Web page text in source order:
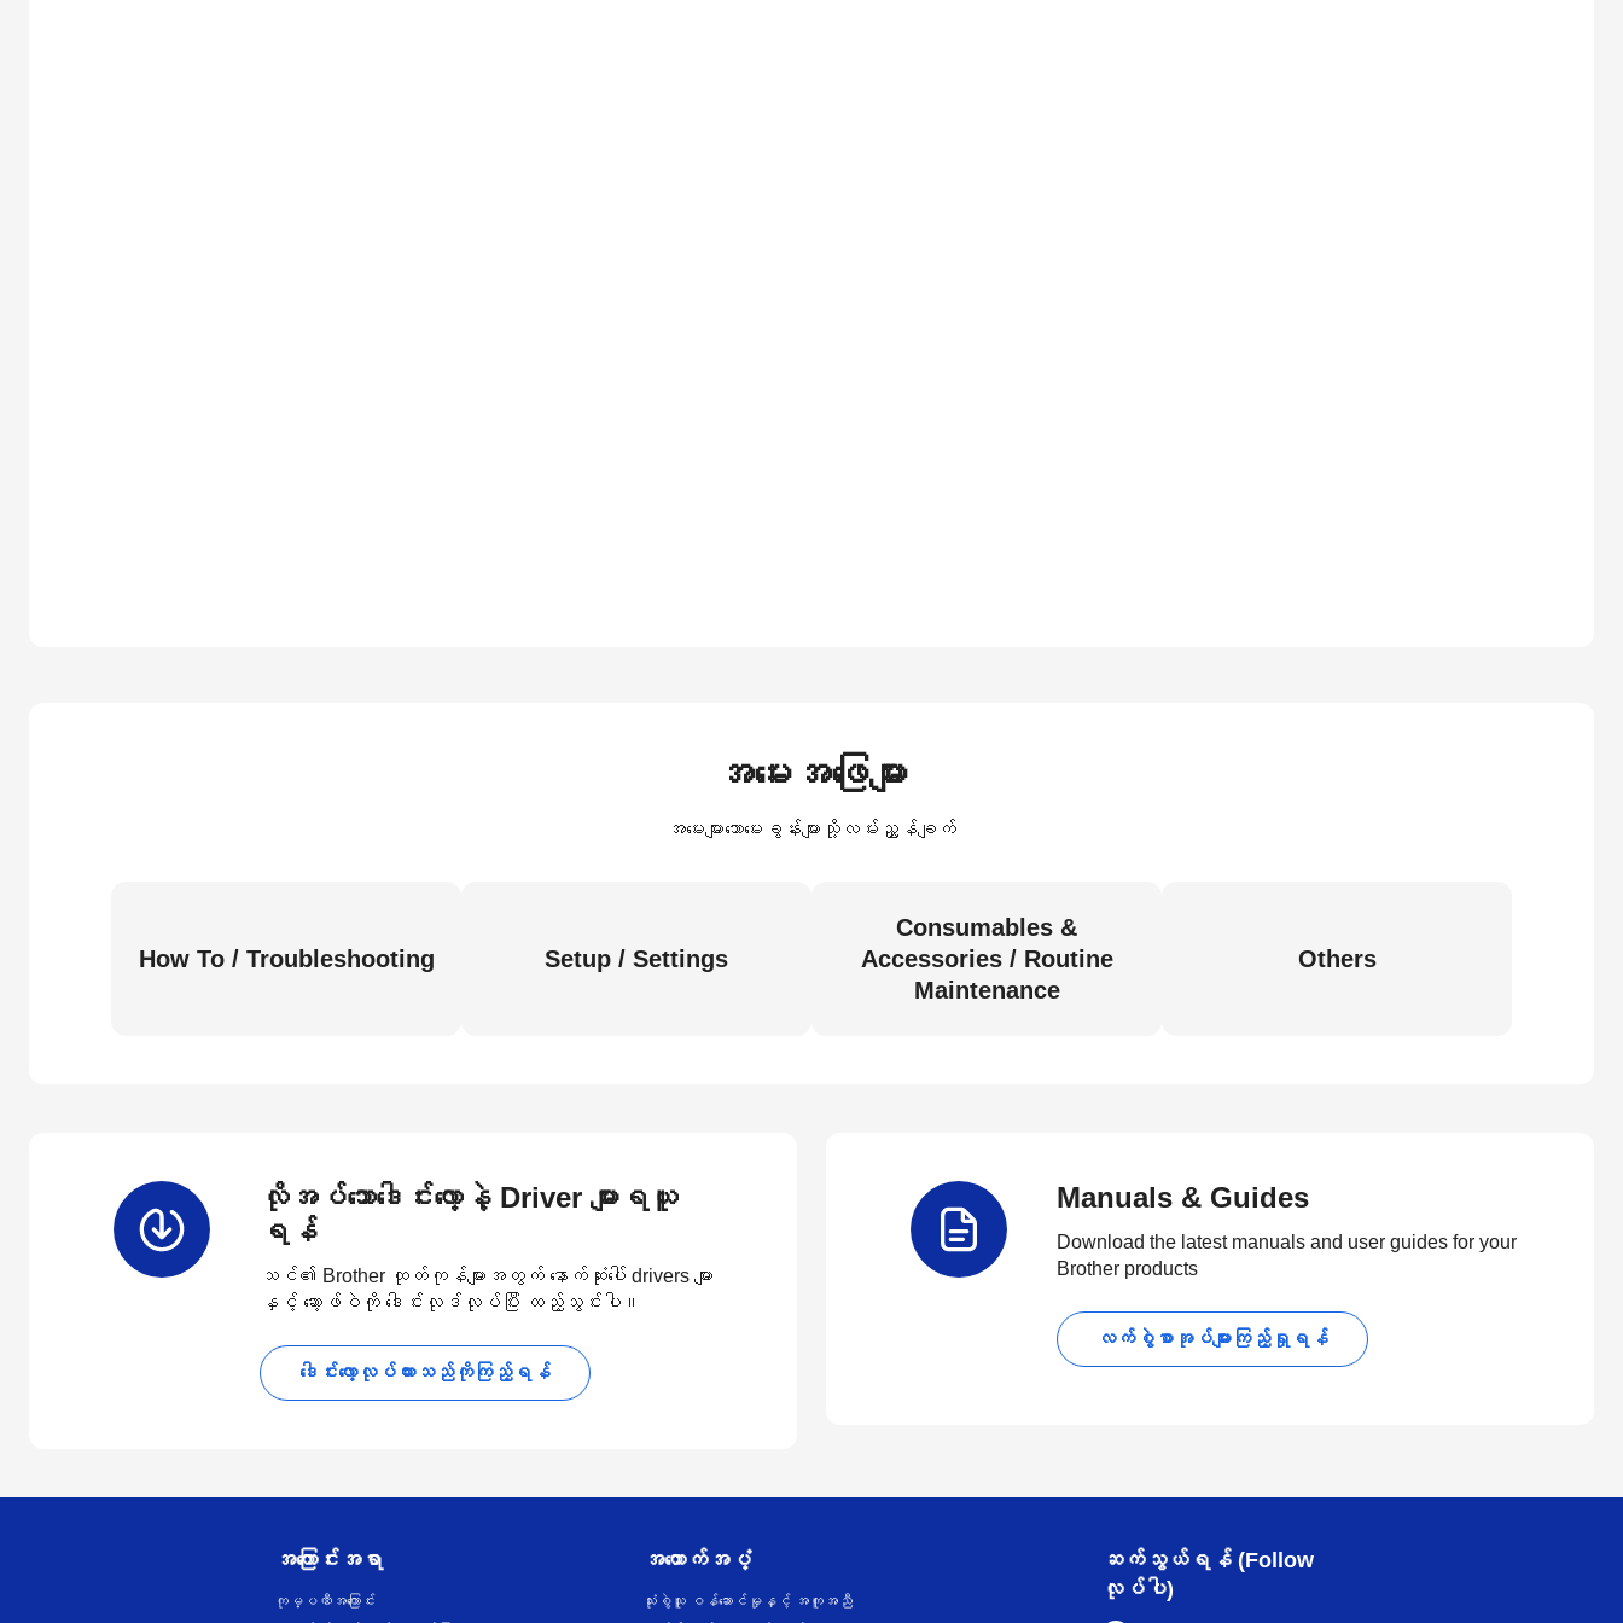
အမေးအဖြေများ
အမေးများသောမေးခွန်းများသို့လမ်းညွှန်ချက်
How To / Troubleshooting Setup / Settings
Consumables &
Accessories / Routine
Maintenance
Others
လိုအပ်သောဒေါင်းလော့နဲ့ Driver များရယူ
ရန်
သင်၏ Brother ထုတ်ကုန်များအတွက် နောက်ဆုံးပေါ် drivers များ
နှင့် ဆော့ဖ်ဝဲကို ဒေါင်းလုဒ်လုပ်ပြီး ထည့်သွင်းပါ။
ဒေါင်းလော့လုပ်ထားသည်ကိုကြည့်ရန်
Manuals & Guides
Download the latest manuals and user guides for your
Brother products
လက်စွဲစာအုပ်များကြည့်ရှုရန်
အကြောင်းအရာ
ကုမ္ပဏီအကြောင်း
အထောက်အပံ့
သုံးစွဲသူ ဝန်ဆောင်မှုနှင့် အကူအညီ
ဆက်သွယ်ရန် (Follow
လုပ်ပါ)